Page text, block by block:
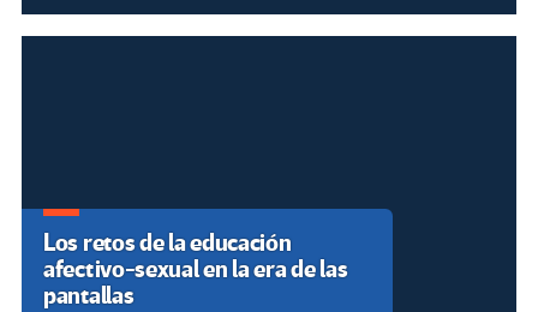
Los retos de la educación
afectivo-sexual en la era de las
pantallas